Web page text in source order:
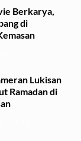
Berkarya,
di
Lukisan
Ramadan di